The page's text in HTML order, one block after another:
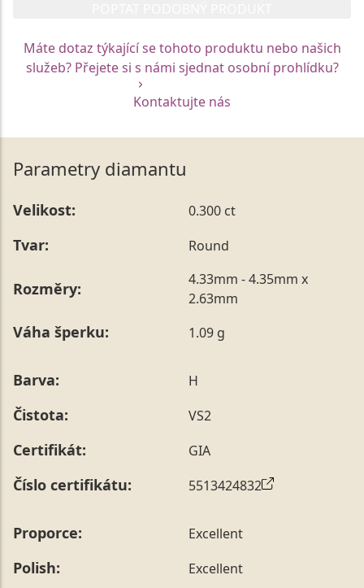
Máte dotaz týkající se tohoto produktu nebo našich
služeb? Přejete si s námi sjednat osobní prohlídku?
Kontaktujte nás
Parametry diamantu
Velikost: 0.300 ct
Tvar: Round
Rozměry:
4.33mm - 4.35mm x
2.63mm
Váha šperku: 1.09 g
Barva: H
Čistota: VS2
Certifikát: GIA
Číslo certifikátu: 5513424832
Proporce: Excellent
Polish: Excellent